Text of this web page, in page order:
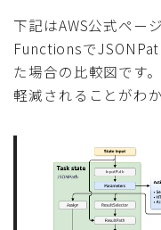
下記はAWS公式ペー
Functionsで
た場合の比較図です
軽減されることがわか